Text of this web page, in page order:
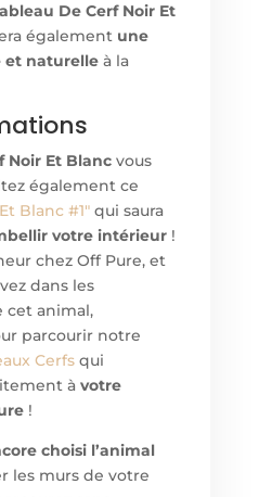
De Cerf Noir Et
également une
et naturelleà la
Noir Et Blancvous
également ce
Blanc #1"qui saura
votre intérieur!
chez Off Pure, et
dans les
cet animal,
parcourir notre
Cerfsqui
à votre
!
choisi l’animal
les murs de votre